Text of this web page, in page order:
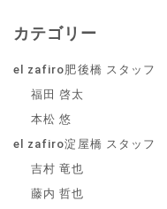
カテゴリー
el zafiro肥後橋 スタッフ
福田 啓太
本松 悠
el zafiro淀屋橋 スタッフ
吉村 竜也
藤内 哲也